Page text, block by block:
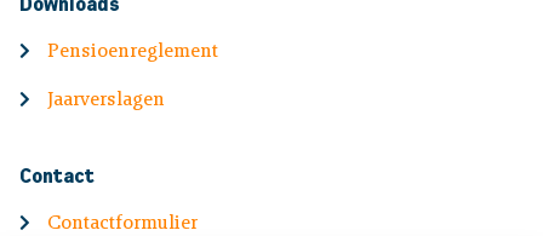
Pensioenreglement
Jaarverslagen
Contact
Contactformulier